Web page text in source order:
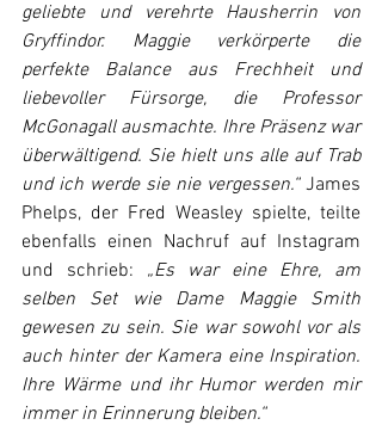
geliebte und verehrte Hausherrin von
Gryffindor. Maggie verkörperte die
perfekte Balance aus Frechheit und
liebevoller Fürsorge, die Professor
McGonagall ausmachte. Ihre Präsenz war
überwältigend. Sie hielt uns alle auf Trab
und ich werde sie nie vergessen.“ James
Phelps, der Fred Weasley spielte, teilte
ebenfalls einen Nachruf auf Instagram
und schrieb: „Es war eine Ehre, am
selben Set wie Dame Maggie Smith
gewesen zu sein. Sie war sowohl vor als
auch hinter der Kamera eine Inspiration.
Ihre Wärme und ihr Humor werden mir
immer in Erinnerung bleiben.“